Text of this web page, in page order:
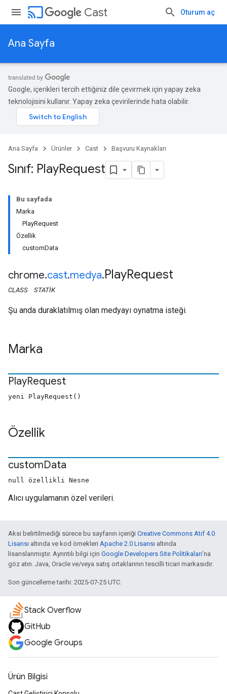
cast Cast Oturum aç
Ana Sayfa
Google, içerikleri tercih ettiğiniz dile çevirmek için yapay zeka
teknolojisini kullanır. Yapay zeka çevirilerinde hata olabilir.
Ana Sayfa Ürünler Cast Başvuru Kaynakları
Sınıf: PlayRequest
Bu sayfada
Marka
PlayRequest
Özellik
customData
chrome.cast.medya.PlayRequest
CLASS STATIK
Şu anda duraklatılmış olan medyayı oynatma isteği.
Marka
PlayRequest
yeni PlayRequest()
Özellik
customData
null özellikli Nesne
Alıcı uygulamanın özel verileri.
Aksi belirtilmediği sürece bu sayfanın içeriği Creative Commons Atıf 4.0
Lisansı altında ve kod örnekleri Apache 2.0 Lisansı altında
lisanslanmıştır. Ayrıntılı bilgi için Google Developers Site Politikaları'na
göz atın. Java, Oracle ve/veya satış ortaklarının tescilli ticari markasıdır.
Son güncelleme tarihi: 2025-07-25 UTC.
Stack Overflow
GitHub
Google Groups
Ürün Bilgisi